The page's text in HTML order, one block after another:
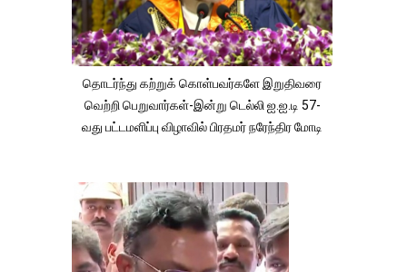
தொடர்ந்து கற்றுக் கொள்பவர்களே இறுதிவரை
வெற்றி பெறுவார்கள்-இன்று டெல்லி ஐ.ஐ.டி 57-
வது பட்டமளிப்பு விழாவில் பிரதமர் நரேந்திர மோடி